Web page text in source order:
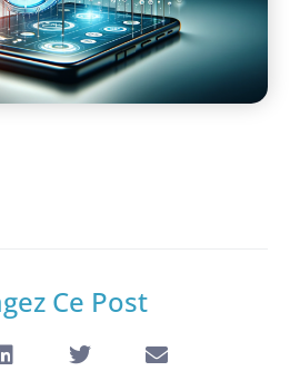
Ce Post